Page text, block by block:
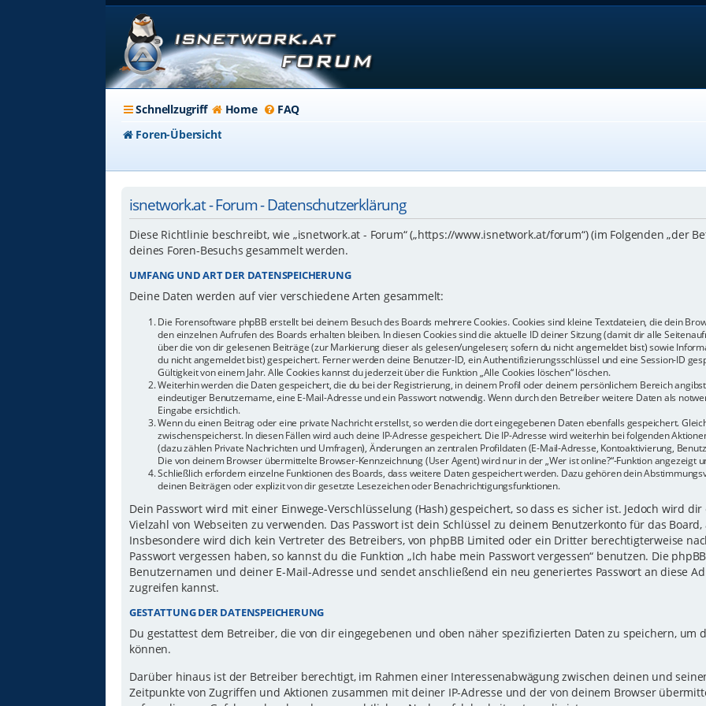
Schnellzugriff Home
FAQ
Foren-Übersicht
isnetwork.at - Forum - Datenschutzerklärung
Diese Richtlinie beschreibt, wie „isnetwork.at - Forum“ („https://www.isnetwork.at/forum“) (im Folgenden „der
deines Foren-Besuchs gesammelt werden.
UMFANG UND ART DER DATENSPEICHERUNG
Deine Daten werden auf vier verschiedene Arten gesammelt:
Die Forensoftware phpBB erstellt bei deinem Besuch des Boards mehrere Cookies. Cookies sind kleine Textdateien, die dein
den einzelnen Aufrufen des Boards erhalten bleiben. In diesen Cookies sind die aktuelle ID deiner Sitzung (damit dir alle
über die von dir gelesenen Beiträge (zur Markierung dieser als gelesen/ungelesen; sofern du nicht angemeldet bist) sowie
du nicht angemeldet bist) gespeichert. Ferner werden deine Benutzer-ID, ein Authentifizierungsschlüssel und eine Session-ID
Gültigkeit von einem Jahr. Alle Cookies kannst du jederzeit über die Funktion „Alle Cookies löschen“ löschen.
Weiterhin werden die Daten gespeichert, die du bei der Registrierung, in deinem Profil oder deinem persönlichem Bereich
eindeutiger Benutzername, eine E-Mail-Adresse und ein Passwort notwendig. Wenn durch den Betreiber weitere Daten als
Eingabe ersichtlich.
Wenn du einen Beitrag oder eine private Nachricht erstellst, so werden die dort eingegebenen Daten ebenfalls gespeichert.
zwischenspeicherst. In diesen Fällen wird auch deine IP-Adresse gespeichert. Die IP-Adresse wird weiterhin bei folgenden
(dazu zählen Private Nachrichten und Umfragen), Änderungen an zentralen Profildaten (E-Mail-Adresse, Kontoaktivierung,
Die von deinem Browser übermittelte Browser-Kennzeichnung (User Agent) wird nur in der „Wer ist online?“-Funktion angezeigt
Schließlich erfordern einzelne Funktionen des Boards, dass weitere Daten gespeichert werden. Dazu gehören dein
deinen Beiträgen oder explizit von dir gesetzte Lesezeichen oder Benachrichtigungsfunktionen.
Dein Passwort wird mit einer Einwege-Verschlüsselung (Hash) gespeichert, so dass es sicher ist. Jedoch wird
Vielzahl von Webseiten zu verwenden. Das Passwort ist dein Schlüssel zu deinem Benutzerkonto für das
Insbesondere wird dich kein Vertreter des Betreibers, von phpBB Limited oder ein Dritter berechtigterweise
Passwort vergessen haben, so kannst du die Funktion „Ich habe mein Passwort vergessen“ benutzen. Die
Benutzernamen und deiner E-Mail-Adresse und sendet anschließend ein neu generiertes Passwort an diese
zugreifen kannst.
GESTATTUNG DER DATENSPEICHERUNG
Du gestattest dem Betreiber, die von dir eingegebenen und oben näher spezifizierten Daten zu speichern, um
können.
Darüber hinaus ist der Betreiber berechtigt, im Rahmen einer Interessenabwägung zwischen deinen und
Zeitpunkte von Zugriffen und Aktionen zusammen mit deiner IP-Adresse und der von deinem Browser